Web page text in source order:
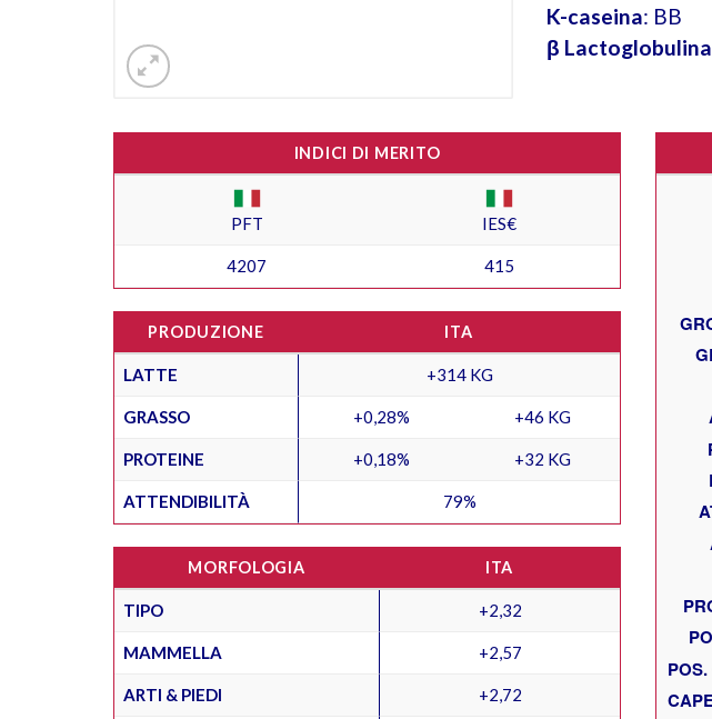
K-caseina: BB
β Lactoglobulina
INDICI DI MERITO
PFT IES€
4207 415
PRODUZIONE ITA
LATTE +314 KG
GRASSO +0,28% +46 KG
PROTEINE +0,18% +32 KG
ATTENDIBILITÀ 79%
MORFOLOGIA ITA
TIPO +2,32
MAMMELLA +2,57
ARTI & PIEDI +2,72